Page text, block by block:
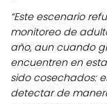
“Este escenario
monitoreo de
año, aun cuando
encuentren en
sido cosechados:
detectar de